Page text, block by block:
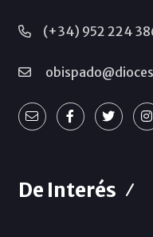
(+34) 952 224
De Interés